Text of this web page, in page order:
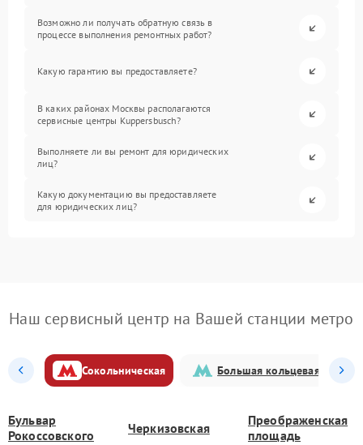
Возможно ли получать обратную связь в
процессе выполнения ремонтных работ?
Какую гарантию вы предоставляете?
В каких районах Москвы располагаются
сервисные центры Kuppersbusch?
Выполняете ли вы ремонт для юридических
лиц?
Какую документацию вы предоставляете
для юридических лиц?
Наш сервисный центр на Вашей станции метро
Сокольническая Большая кольцевая
Бульвар
Рокоссовского
Черкизовская
Преображенская
площадь